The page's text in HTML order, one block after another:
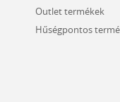
Outlet termékek
Hűségpontos